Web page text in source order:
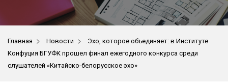
Главная > Новости >
Эхо, которое объединяет: в Институте
Конфуция БГУФК прошел финал ежегодного конкурса среди
слушателей «Китайско-белорусское эхо»